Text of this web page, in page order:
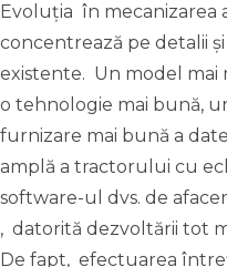
Evoluția în mecanizarea
concentrează pe detalii
existente. Un model mai
o tehnologie mai bună,
furnizare mai bună a
amplă a tractorului cu
software-ul dvs. de
, datorită dezvoltării tot
De fapt, efectuarea